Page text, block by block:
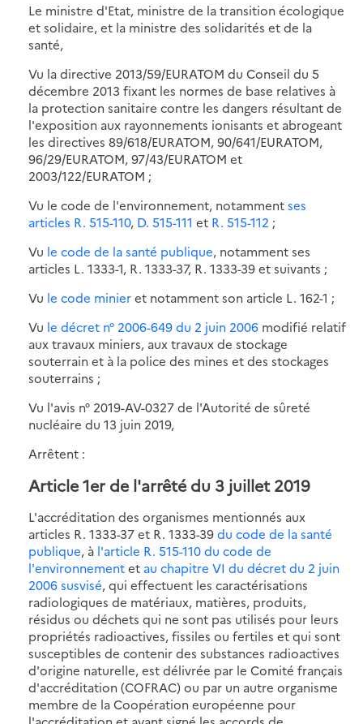
Le ministre d'Etat, ministre de la transition écologique
et solidaire, et la ministre des solidarités et de la
santé,
Vu la directive 2013/59/EURATOM du Conseil du 5
décembre 2013 fixant les normes de base relatives à
la protection sanitaire contre les dangers résultant de
l'exposition aux rayonnements ionisants et abrogeant
les directives 89/618/EURATOM, 90/641/EURATOM,
96/29/EURATOM, 97/43/EURATOM et
2003/122/EURATOM ;
Vu le code de l'environnement, notammentses
articles R. 515-110, D. 515-111 et R. 515-112 ;
Vu le code de la santé publique, notamment ses
articles L. 1333-1, R. 1333-37, R. 1333-39 et suivants ;
Vu le code minieret notamment son article L. 162-1 ;
Vu le décret n° 2006-649 du 2 juin 2006 modifié relatif
aux travaux miniers, aux travaux de stockage
souterrain et à la police des mines et des stockages
souterrains ;
Vu l'avis n° 2019-AV-0327 de l'Autorité de sûreté
nucléaire du 13 juin 2019,
Arrêtent :
Article 1er de l'arrêté du 3 juillet 2019
L'accréditation des organismes mentionnés aux
articles R. 1333-37 et R. 1333-39du code de la santé
publique, à l'article R. 515-110 du code de
l'environnementet au chapitre VI du décret du 2 juin
2006 susvisé, qui effectuent les caractérisations
radiologiques de matériaux, matières, produits,
résidus ou déchets qui ne sont pas utilisés pour leurs
propriétés radioactives, fissiles ou fertiles et qui sont
susceptibles de contenir des substances radioactives
d'origine naturelle, est délivrée par le Comité français
d'accréditation (COFRAC) ou par un autre organisme
membre de la Coopération européenne pour